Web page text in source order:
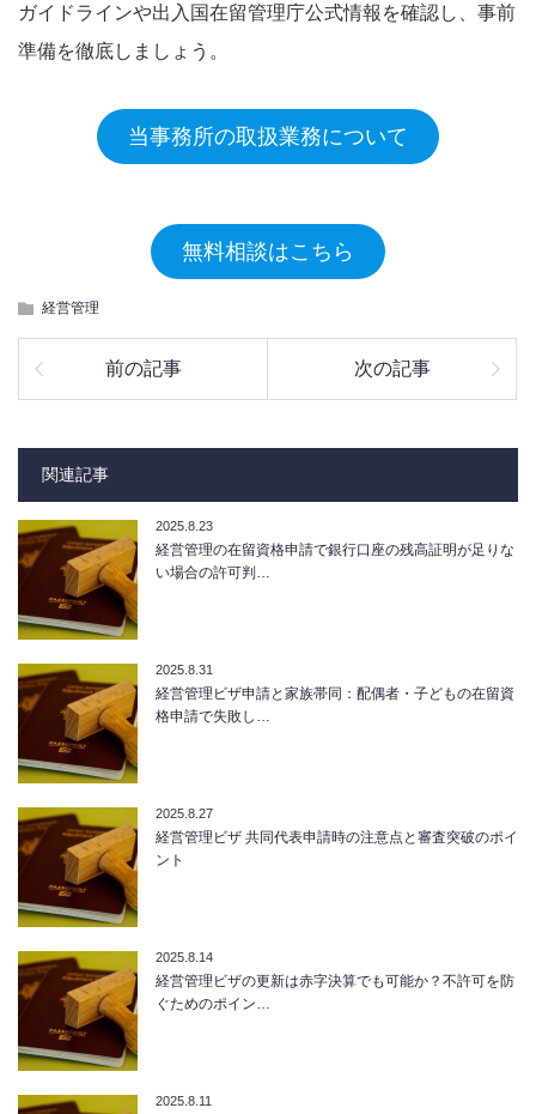
ガイドラインや出入国在留管理庁公式情報を確認し、事前
準備を徹底しましょう。
当事務所の取扱業務について
無料相談はこちら
経営管理
前の記事 次の記事
関連記事
2025.8.23
経営管理の在留資格申請で銀行口座の残高証明が足りな
い場合の許可判…
2025.8.31
経営管理ビザ申請と家族帯同：配偶者・子どもの在留資
格申請で失敗し…
2025.8.27
経営管理ビザ 共同代表申請時の注意点と審査突破のポイ
ント
2025.8.14
経営管理ビザの更新は赤字決算でも可能か？不許可を防
ぐためのポイン…
2025.8.11